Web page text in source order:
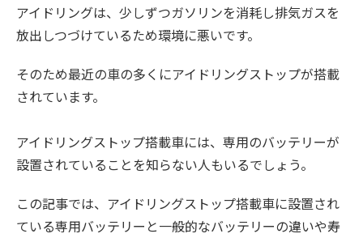
アイドリングは、少しずつガソリンを消耗し排気ガスを
放出しつづけているため環境に悪いです。
そのため最近の車の多くにアイドリングストップが搭載
されています。
アイドリングストップ搭載車には、専用のバッテリーが
設置されていることを知らない人もいるでしょう。
この記事では、アイドリングストップ搭載車に設置され
ている専用バッテリーと一般的なバッテリーの違いや寿